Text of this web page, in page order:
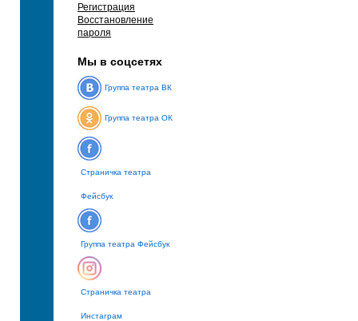
Регистрация
Восстановление
пароля
Мы в соцсетях
Группа театра ВК
Группа театра ОК
Страничка театра
Фейсбук
Группа театра Фейсбук
Страничка театра
Инстаграм